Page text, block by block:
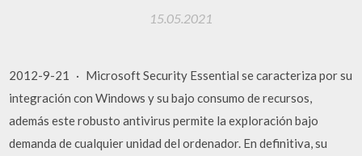
15.05.2021
2012-9-21 · Microsoft Security Essential se caracteriza por su
integración con Windows y su bajo consumo de recursos,
además este robusto antivirus permite la exploración bajo
demanda de cualquier unidad del ordenador. En definitiva, su